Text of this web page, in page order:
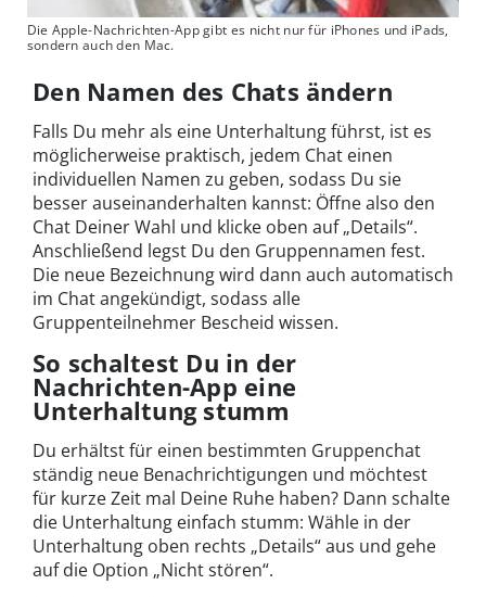
Die Apple-Nachrichten-App gibt es nicht nur für iPhones und iPads,
sondern auch den Mac.
Den Namen des Chats ändern
Falls Du mehr als eine Unterhaltung führst, ist es
möglicherweise praktisch, jedem Chat einen
individuellen Namen zu geben, sodass Du sie
besser auseinanderhalten kannst: Öffne also den
Chat Deiner Wahl und klicke oben auf „Details“.
Anschließend legst Du den Gruppennamen fest.
Die neue Bezeichnung wird dann auch automatisch
im Chat angekündigt, sodass alle
Gruppenteilnehmer Bescheid wissen.
So schaltest Du in der
Nachrichten-App eine
Unterhaltung stumm
Du erhältst für einen bestimmten Gruppenchat
ständig neue Benachrichtigungen und möchtest
für kurze Zeit mal Deine Ruhe haben? Dann schalte
die Unterhaltung einfach stumm: Wähle in der
Unterhaltung oben rechts „Details“ aus und gehe
auf die Option „Nicht stören“.